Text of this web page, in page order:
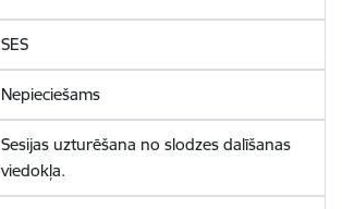
SES
Nepieciešams
Sesijas uzturēšana no slodzes dalīšanas
viedokļa.